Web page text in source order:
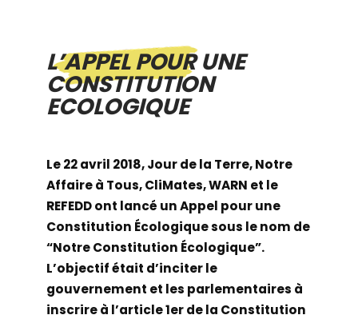
L’APPEL POUR UNE
CONSTITUTION
ECOLOGIQUE
Le 22 avril 2018, Jour de la Terre, Notre
Affaire à Tous, CliMates, WARN et le
REFEDD ont lancé un Appel pour une
Constitution Écologique sous le nom de
“Notre Constitution Écologique”.
L’objectif était d’inciter le
gouvernement et les parlementaires à
inscrire à l’article 1er de la Constitution